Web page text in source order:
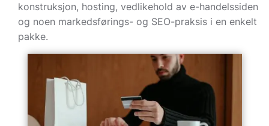
konstruksjon, hosting, vedlikehold av e-handelssiden
og noen markedsførings- og SEO-praksis i en enkelt
pakke.